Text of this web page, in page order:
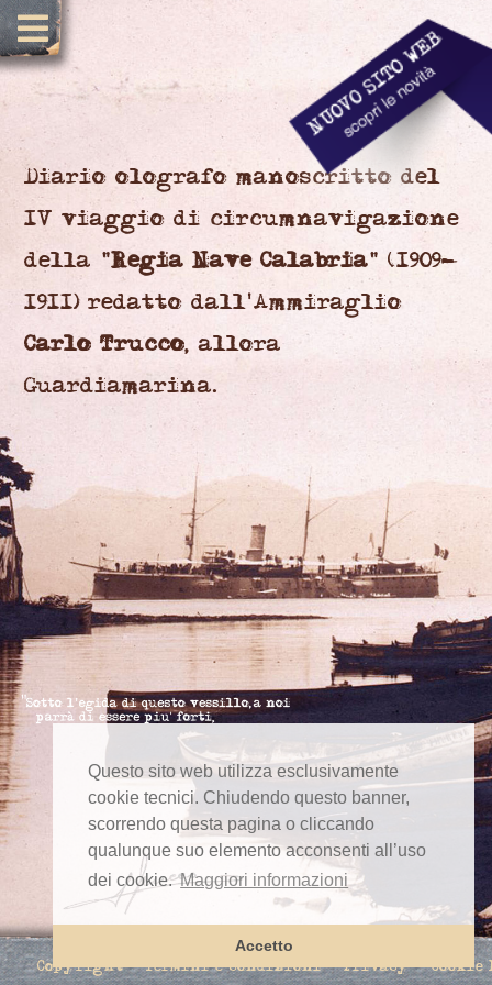
Questo sito web utilizza esclusivamente
cookie tecnici. Chiudendo questo banner,
scorrendo questa pagina o cliccando
qualunque suo elemento acconsenti all’uso
dei cookie.Maggiori informazioni
Accetto
Diario olografo manoscritto del
IV viaggio di circumnavigazione
della "Regia Nave Calabria" (1909-
1911) redatto dall'Ammiraglio
Carlo Trucco, allora
Guardiamarina.
Copyright Termini e condizioni Privacy Cookie